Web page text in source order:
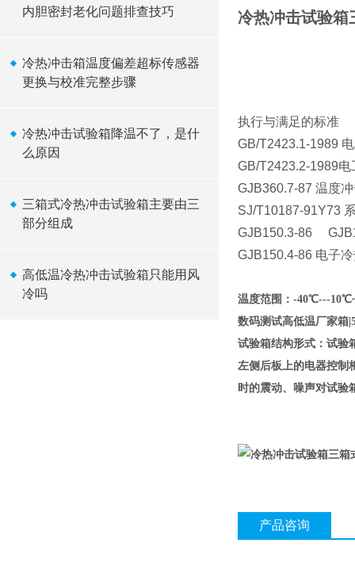
内胆密封老化问题排查技巧
冷热冲击箱温度偏差超标传感器
更换与校准完整步骤
冷热冲击试验箱降温不了，是什
么原因
三箱式冷热冲击试验箱主要由三
部分组成
高低温冷热冲击试验箱只能用风
冷吗
冷热冲击试验箱
执行与满足的标准
GB/T2423.1-1989
GB/T2423.2-1989
GJB360.7-87 温度
SJ/T10187-91Y73
GJB150.3-86
GJB150.4-86 电子
温度范围：-40℃---
数码测试高低温厂家箱
试验箱结构形式：试验
左侧后板上的电器控制
时的震动、噪声对试验
产品咨询